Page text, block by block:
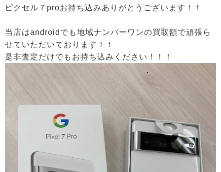
ピクセル７proお持ち込みありがとうございます！！
当店はandroidでも地域ナンバーワンの買取額で頑張ら
せていただいております！！
是非査定だけでもお持ち込みください！！！